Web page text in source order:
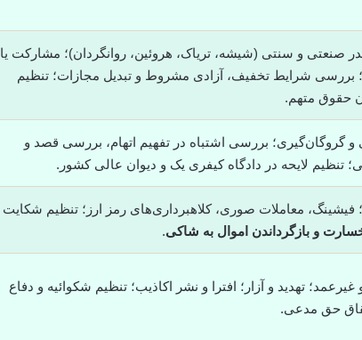
صنعتی و سنتی (شیشه، تریاک، هروئین، روانگردان)؛ مشارکت یا
؛ بررسی شرایط تخفیف، آزادی مشروط و تبدیل مجازات؛ تنظیم
حقوق متهم.
و گروگان‌گیری؛ بررسی اشتباه در تفهیم اتهام، بررسی قصد و
تنظیم لایحه در دادگاه کیفری یک و دیوان عالی کشور.
فیشینگ، معاملات صوری، کلاهبرداری‌های رمز ارز؛ تنظیم شکایت
و بازگرداندن اموال به شاکی.
تهدید و آزار؛ افترا و نشر اکاذیب؛ تنظیم شکوائیه و دفاع
حق مدعی.